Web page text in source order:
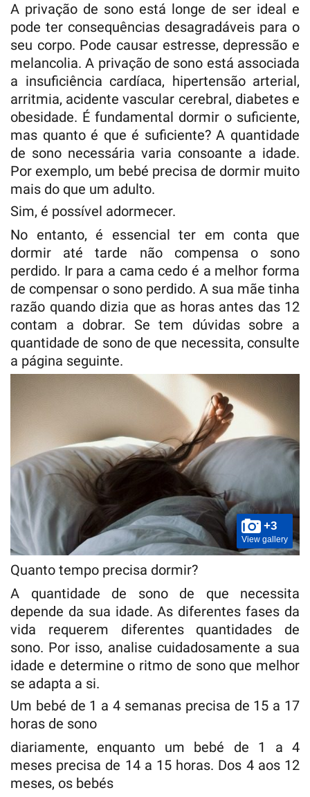
A privação de sono está longe de ser ideal e
pode ter consequências desagradáveis para o
seu corpo. Pode causar estresse, depressão e
melancolia. A privação de sono está associada
a insuficiência cardíaca, hipertensão arterial,
arritmia, acidente vascular cerebral, diabetes e
obesidade. É fundamental dormir o suficiente,
mas quanto é que é suficiente? A quantidade
de sono necessária varia consoante a idade.
Por exemplo, um bebé precisa de dormir muito
mais do que um adulto.
Sim, é possível adormecer.
No entanto, é essencial ter em conta que
dormir até tarde não compensa o sono
perdido. Ir para a cama cedo é a melhor forma
de compensar o sono perdido. A sua mãe tinha
razão quando dizia que as horas antes das 12
contam a dobrar. Se tem dúvidas sobre a
quantidade de sono de que necessita, consulte
a página seguinte.
+3
View gallery
Quanto tempo precisa dormir?
A quantidade de sono de que necessita
depende da sua idade. As diferentes fases da
vida requerem diferentes quantidades de
sono. Por isso, analise cuidadosamente a sua
idade e determine o ritmo de sono que melhor
se adapta a si.
Um bebé de 1 a 4 semanas precisa de 15 a 17
horas de sono
diariamente, enquanto um bebé de 1 a 4
meses precisa de 14 a 15 horas. Dos 4 aos 12
meses, os bebés